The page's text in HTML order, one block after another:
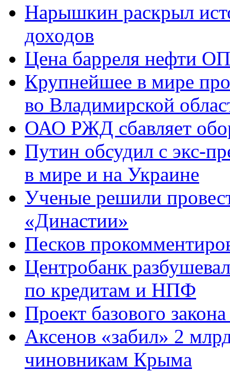
Нарышкин раскрыл
доходов
Цена барреля нефти
Крупнейшее в мире
во Владимирской
ОАО РЖД сбавляет
Путин обсудил с экс-
в мире и на Украине
Ученые решили
«Династии»
Песков
Центробанк
по кредитам и НПФ
Проект базового
Аксенов «забил» 2
чиновникам Крыма